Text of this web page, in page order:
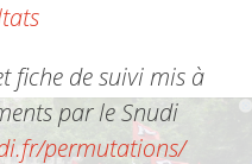
fiche de suivi mis à
par le Snudi
permutations/